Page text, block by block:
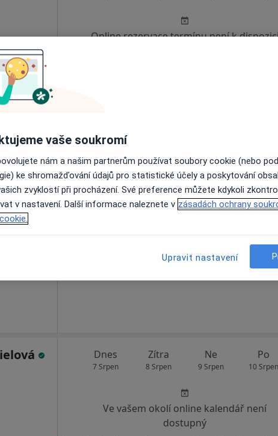
1 200 Kč
Online rezervace termínu není k
Dnes
7 Srpen
Zítra
8 Srpen
Ne
9 Srpen
Po
10 Srpen
Dnes
7 Srpen
Zítra
8 Srpen
Ne
9 Srpen
Po
10 Srpen
Ve vašem okolí online kalendář není
dostupný
vaše soukromí
nám a našim partnerům používat soubory cookie (nebo
ke shromažďování údajů pro statistické účely a poskytování
zvyklostí při procházení. Své preference můžete kdykoli
v nastavení. Další informace naleznete v zásadách ochrany
Upravit nastavení